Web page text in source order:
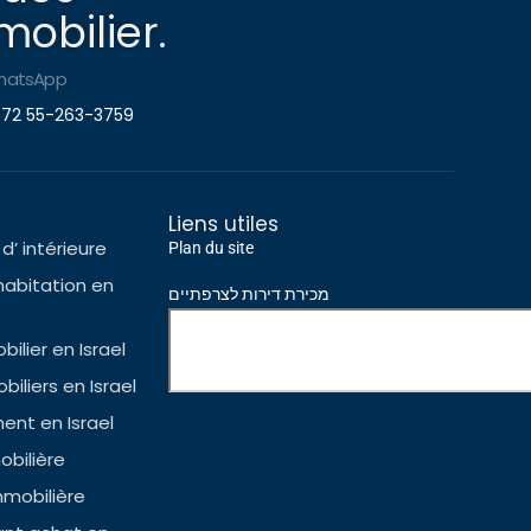
55-263-3759
intérieure
en
en Israel
en Israel
en Israel
Liens utiles
Plan du site
מכירת דירות לצרפתיים